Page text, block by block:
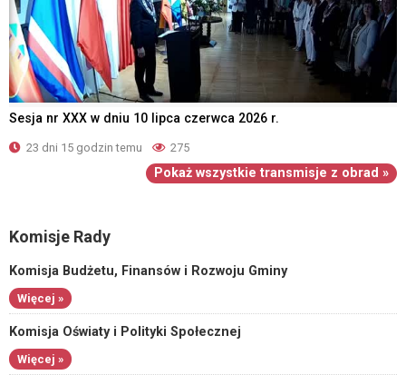
Sesja nr XXX w dniu 10 lipca czerwca 2026 r.
23 dni 15 godzin temu 275
Pokaż wszystkie transmisje z obrad »
Komisje Rady
Komisja Budżetu, Finansów i Rozwoju Gminy
Więcej »
Komisja Oświaty i Polityki Społecznej
Więcej »